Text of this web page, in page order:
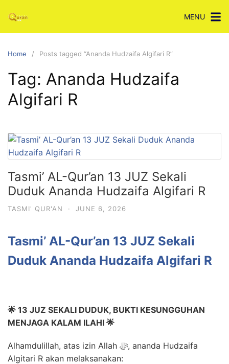
content
MENU
Home Posts tagged “Ananda Hudzaifa Algifari R”
Tag: Ananda Hudzaifa
Algifari R
Tasmi’ AL-Qur’an 13 JUZ Sekali
Duduk Ananda Hudzaifa Algifari R
TASMI' QUR'AN · JUNE 6, 2026
Tasmi’ AL-Qur’an 13 JUZ Sekali
Duduk Ananda Hudzaifa Algifari R
🌟 13 JUZ SEKALI DUDUK, BUKTI KESUNGGUHAN
MENJAGA KALAM ILAHI 🌟
Alhamdulillah, atas izin Allah ﷻ, ananda Hudzaifa
Algitari R akan melaksanakan: